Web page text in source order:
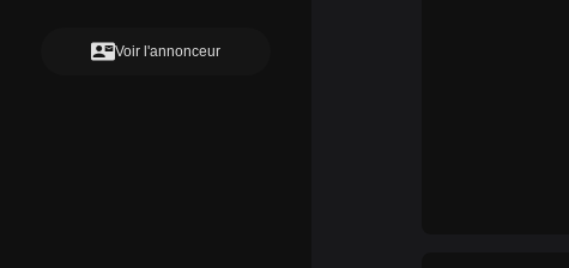
contact_mailVoir l'annonceur